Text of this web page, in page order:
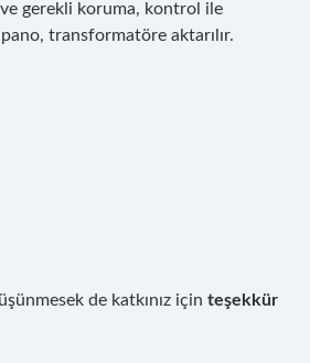
gerekli koruma, kontrol ile
pano, transformatöre aktarılır.
de katkınız için teşekkür